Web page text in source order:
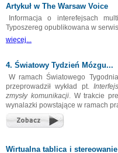
Artykuł w The Warsaw Voice
Informacja o interefejsach
Typoszereg opublikowana w
więcej...
4. Światowy Tydzień Mózgu...
W ramach Światowego
przeprowadził wykład pt.
zmysły komunikacji. W trakcie
wynalazki powstające w ramach
Wirtualna tablica i